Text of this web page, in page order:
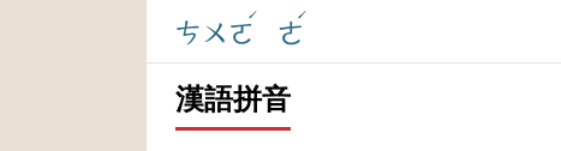
ㄘㄨㄛ
ˊ
ㄜ
ˊ
漢語拼音